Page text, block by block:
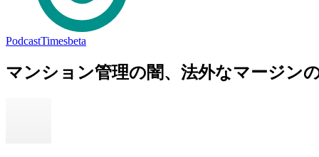
PodcastTimesbeta
マンション管理の闇、法外なマージン